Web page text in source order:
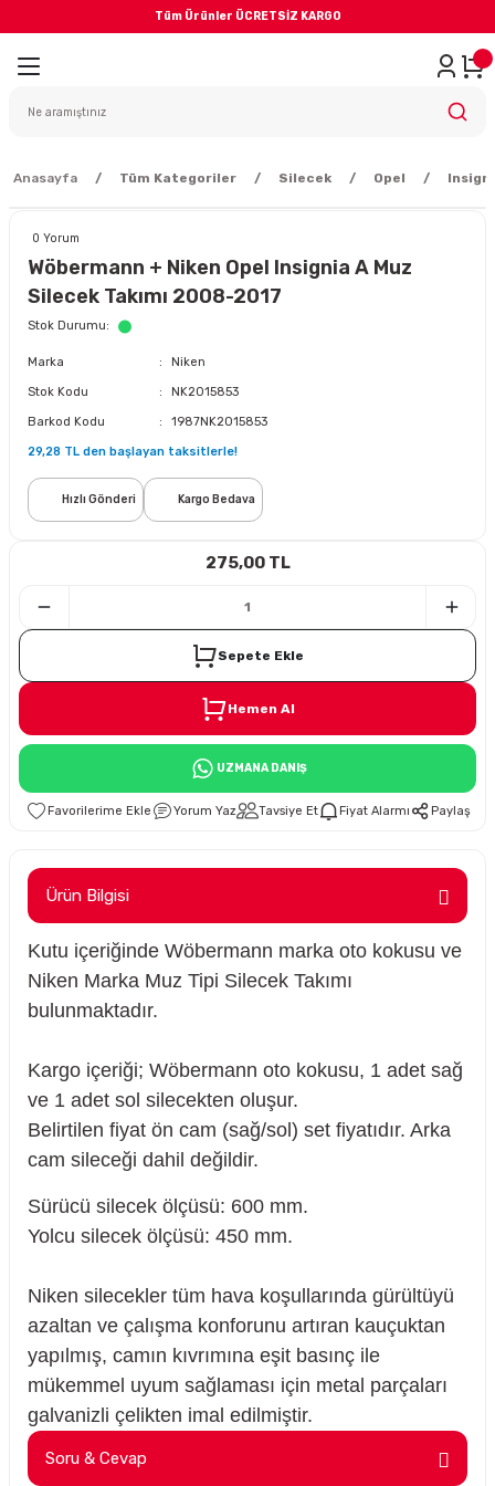
Tüm Ürünler ÜCRETSİZ KARGO
Geri Dön
Sistemi
Ürünleri
Anasayfa Tüm Kategoriler Silecek Opel
0 Yorum
Wöbermann + Niken Opel Insignia A Muz
Silecek Takımı 2008-2017
Stok Durumu
Marka Niken
Stok Kodu NK2015853
Barkod Kodu 1987NK2015853
29,28 TL den başlayan taksitlerle!
Hızlı Gönderi Kargo Bedava
275,00 TL
Sepete Ekle
Hemen Al
UZMANA DANIŞ
Yorum Yaz Tavsiye Et Fiyat Alarmı Paylaş
Ürün Bilgisi
Kutu içeriğinde Wöbermann marka oto kokusu ve
Niken Marka Muz Tipi Silecek Takımı
bulunmaktadır.
Kargo içeriği; Wöbermann oto kokusu, 1 adet sağ
ve 1 adet sol silecekten oluşur.
Belirtilen fiyat ön cam (sağ/sol) set fiyatıdır. Arka
cam sileceği dahil değildir.
Sürücü silecek ölçüsü: 600 mm.
Yolcu silecek ölçüsü: 450 mm.
Niken silecekler tüm hava koşullarında gürültüyü
azaltan ve çalışma konforunu artıran kauçuktan
yapılmış, camın kıvrımına eşit basınç ile
mükemmel uyum sağlaması için metal parçaları
galvanizli çelikten imal edilmiştir.
Soru & Cevap